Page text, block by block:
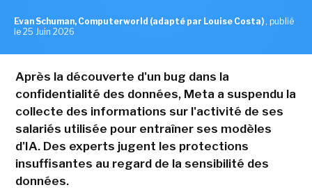
Evan Schuman, Computerworld (adapté par Louise Costa) , publié
le 25 Juin 2026
Après la découverte d'un bug dans la
confidentialité des données, Meta a suspendu la
collecte des informations sur l'activité de ses
salariés utilisée pour entraîner ses modèles
d'IA. Des experts jugent les protections
insuffisantes au regard de la sensibilité des
données.